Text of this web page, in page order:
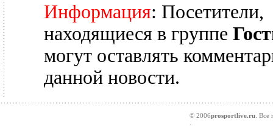
Информация: Посетители,
находящиеся в группе
могут оставлять
данной новости.
© 2006prosportlive.ru .